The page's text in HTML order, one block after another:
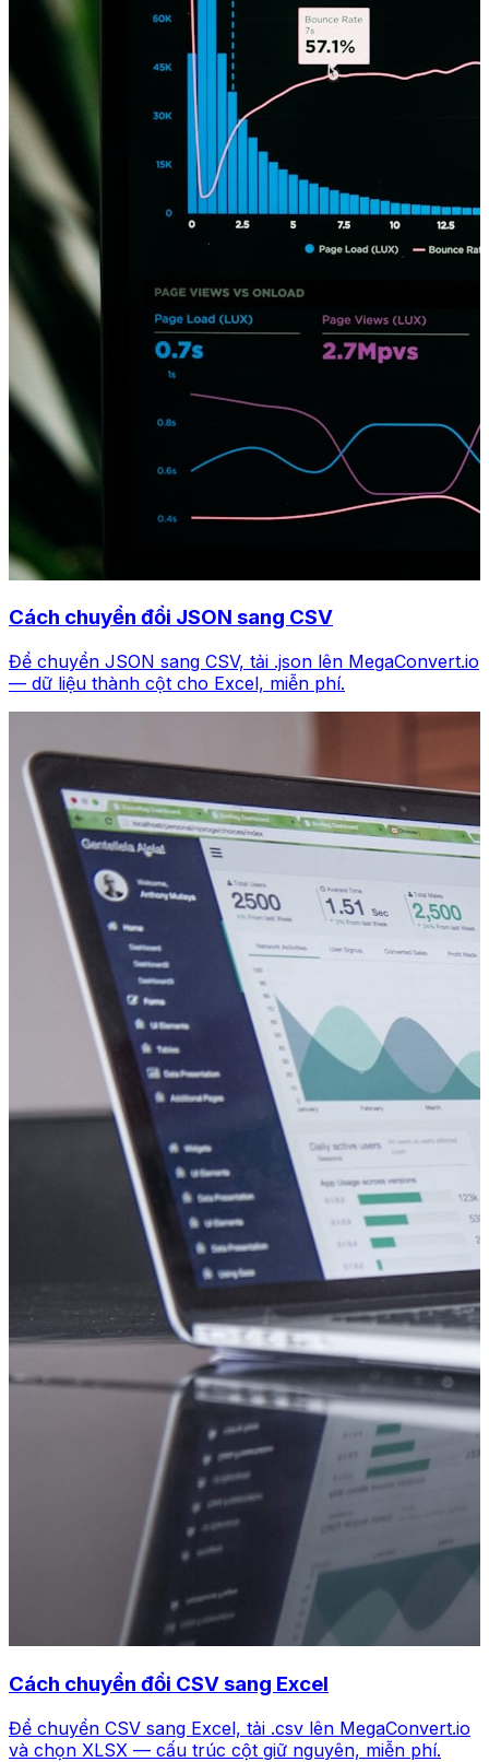
Cách chuyển đổi JSON sang CSV
Để chuyển JSON sang CSV, tải .json lên MegaConvert.io
— dữ liệu thành cột cho Excel, miễn phí.
Cách chuyển đổi CSV sang Excel
Để chuyển CSV sang Excel, tải .csv lên MegaConvert.io
và chọn XLSX — cấu trúc cột giữ nguyên, miễn phí.